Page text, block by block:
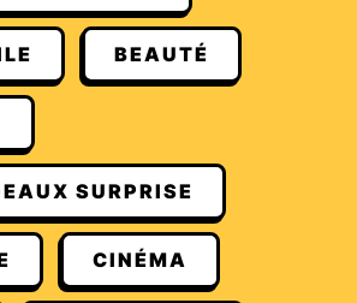
BEAUTÉ
SURPRISE
CINÉMA